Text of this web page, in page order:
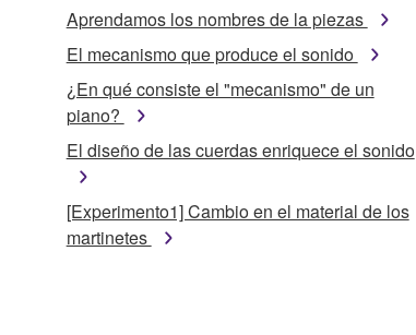
Aprendamos los nombres de la piezas
El mecanismo que produce el sonido
¿En qué consiste el "mecanismo" de un
piano?
El diseño de las cuerdas enriquece el sonido
[Experimento1] Cambio en el material de los
martinetes